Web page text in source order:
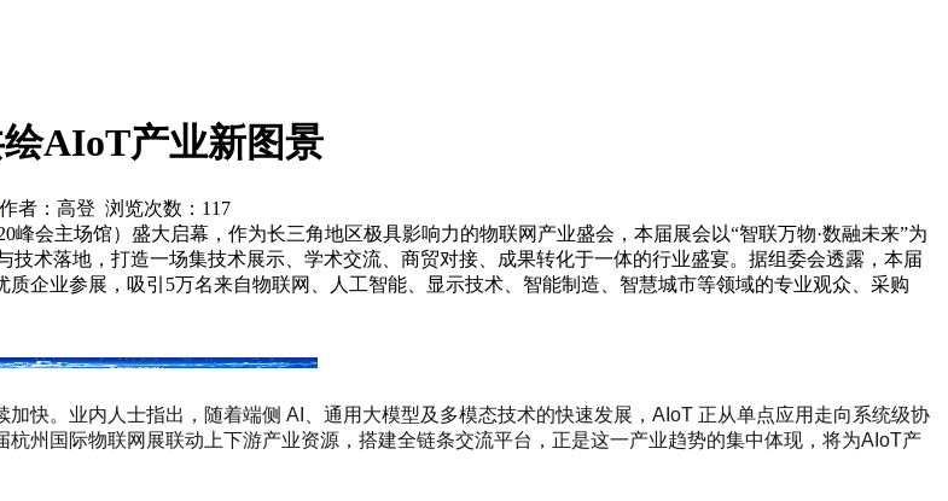
AIoT产业新图景
作者：高登 浏览次数： 117
会主场馆）盛大启幕，作为长三角地区极具影响力的物联网产业盛会，本届展会以“智联万物·数融未来”为
术落地，打造一场集技术展示、学术交流、商贸对接、成果转化于一体的行业盛宴。据组委会透露，本届
企业参展，吸引5万名来自物联网、人工智能、显示技术、智能制造、智慧城市等领域的专业观众、采购
快。业内人士指出，随着端侧 AI、通用大模型及多模态技术的快速发展，AIoT 正从单点应用走向系统级协
州国际物联网展联动上下游产业资源，搭建全链条交流平台，正是这一产业趋势的集中体现，将为AIoT产